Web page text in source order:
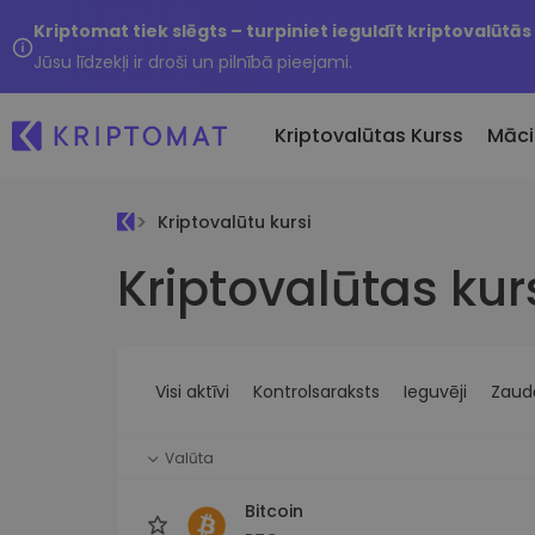
Kriptomat tiek slēgts – turpiniet ieguldīt kriptovalūtās
Jūsu līdzekļi ir droši un pilnībā pieejami.
Kriptovalūtas Kurss
Visas cenas
Vairāk nekā 300 kriptovalūtu Nesen
Pērciet vairāk nekā 300
kriptovalūtas
iespējas
Kriptovalūtu kursi
Kriptovalūtas
Visi aktīvi Kontrolsaraksts Ieguvēji
Valūta
Bitcoin